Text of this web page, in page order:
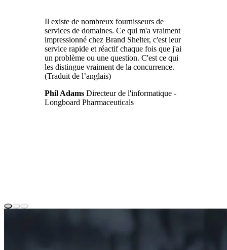
Il existe de nombreux fournisseurs de
services de domaines. Ce qui m'a vraiment
impressionné chez Brand Shelter, c'est leur
service rapide et réactif chaque fois que j'ai
un problème ou une question. C'est ce qui
les distingue vraiment de la concurrence.
(Traduit de l’anglais)
Phil Adams Directeur de l'informatique -
Longboard Pharmaceuticals